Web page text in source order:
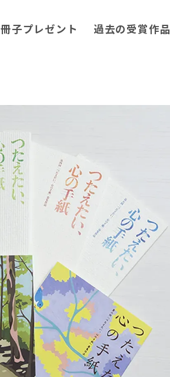
子プレゼント 過去の受賞作品